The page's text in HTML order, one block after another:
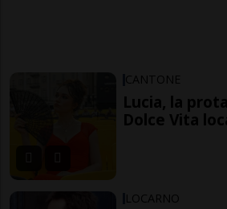
CANTONE
Lucia, la
Dolce Vita
LOCARNO